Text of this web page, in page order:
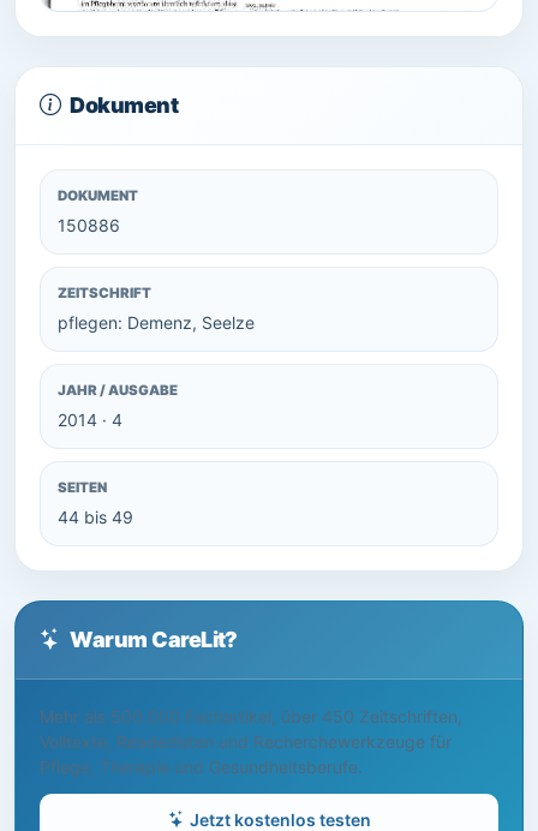
Dokument
DOKUMENT
150886
ZEITSCHRIFT
pflegen: Demenz, Seelze
JAHR / AUSGABE
2014 · 4
SEITEN
44 bis 49
Warum CareLit?
Mehr als 500.000 Fachartikel, über 450 Zeitschriften,
Volltexte, Readerlisten und Recherchewerkzeuge für
Pflege, Therapie und Gesundheitsberufe.
Jetzt kostenlos testen